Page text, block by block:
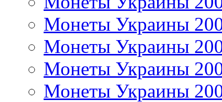
Монеты Украины
Монеты Украины
Монеты Украины
Монеты Украины